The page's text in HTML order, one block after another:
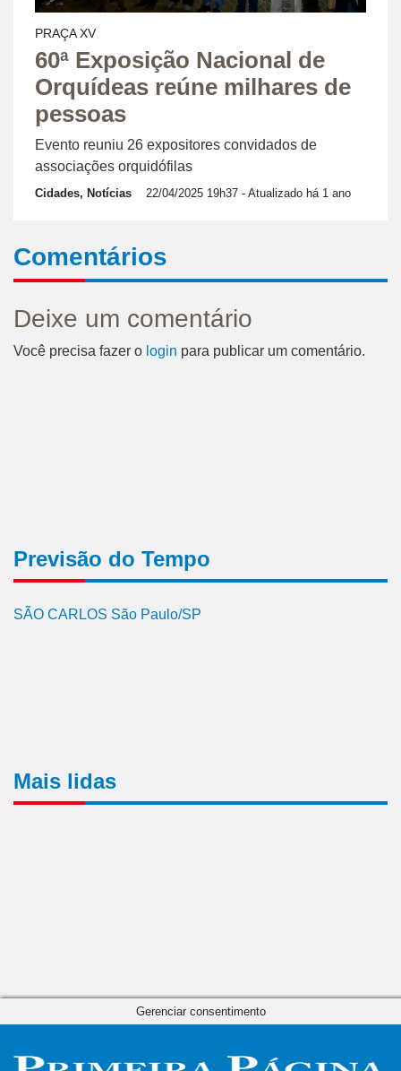
PRAÇA XV
60ª Exposição Nacional de
Orquídeas reúne milhares de
pessoas
Evento reuniu 26 expositores convidados de
associações orquidófilas
Cidades, Notícias 22/04/2025 19h37 - Atualizado há 1 ano
Comentários
Deixe um comentário
Você precisa fazer o login para publicar um comentário.
Previsão do Tempo
SÃO CARLOS São Paulo/SP
Mais lidas
Gerenciar consentimento